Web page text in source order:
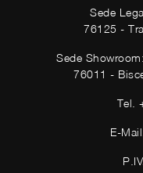
Sede
76125 -
Sede
76011 -
Tel.
E-